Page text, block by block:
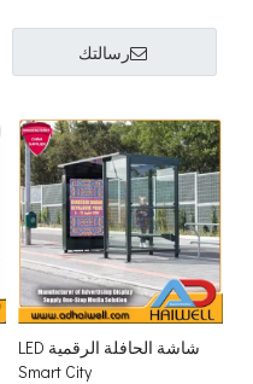
رسالتك
شاشة الحافلة الرقمية LED
Smart City